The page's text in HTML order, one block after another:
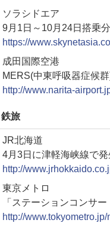
ソラシドエア
9月1日～10月24日搭乗
https://
成田国際空港
MERS(中東呼吸器症候
http://www.narita-
鉄旅
JR北海道
4月3日に津軽海峡線で
http://
東京メトロ
「ステーションコンサ
http://